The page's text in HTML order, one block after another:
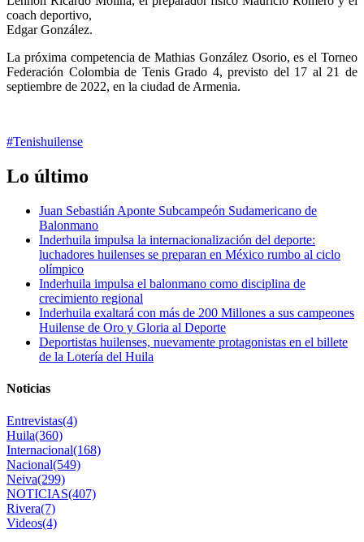
coach deportivo,
Edgar González.
La próxima competencia de Mathias González Osorio, es el Torneo
Federación Colombia de Tenis Grado 4, previsto del 17 al 21 de
septiembre de 2022, en la ciudad de Armenia.
#Tenishuilense
Lo último
Juan Sebastián Aponte Subcampeón Sudamericano de
Balonmano
Inderhuila impulsa la internacionalización del deporte:
luchadores huilenses se preparan en México rumbo al ciclo
olímpico
Inderhuila impulsa el balonmano como disciplina de
crecimiento regional
Inderhuila exaltará con más de 200 Millones a sus campeones
Huilense de Oro y Gloria al Deporte
Deportistas huilenses, nuevamente protagonistas en el billete
de la Lotería del Huila
Noticias
Entrevistas(4)
Huila(360)
Internacional(168)
Nacional(549)
Neiva(299)
NOTICIAS(407)
Rivera(7)
Videos(4)